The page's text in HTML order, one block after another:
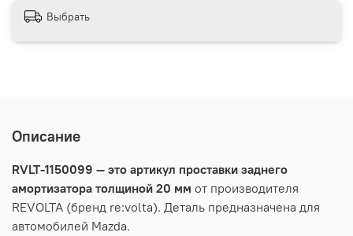
Выбрать
Описание
RVLT-1150099 — это артикул проставки заднего
амортизатора толщиной 20 мм от производителя
REVOLTA (бренд re:volta). Деталь предназначена для
автомобилей Mazda.